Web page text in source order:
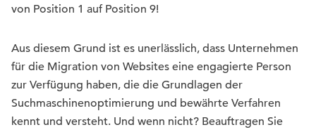
von Position 1 auf Position 9!
Aus diesem Grund ist es unerlässlich, dass Unternehmen
für die Migration von Websites eine engagierte Person
zur Verfügung haben, die die Grundlagen der
Suchmaschinenoptimierung und bewährte Verfahren
kennt und versteht. Und wenn nicht? Beauftragen Sie